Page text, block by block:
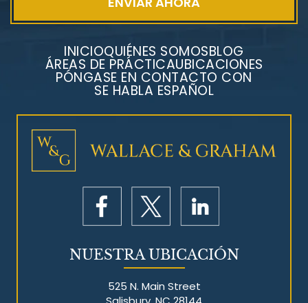
INICIOQUIÉNES SOMOSBLOG
ÁREAS DE PRÁCTICAUBICACIONES
PÓNGASE EN CONTACTO CON
SE HABLA ESPAÑOL
NUESTRA UBICACIÓN
525 N. Main Street